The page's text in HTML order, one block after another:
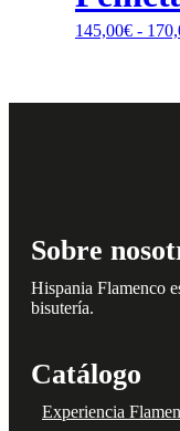
145,00€ -
variantes.
Las
Sobre
Hispania Flamenco
bisutería.
Catálogo
Experiencia